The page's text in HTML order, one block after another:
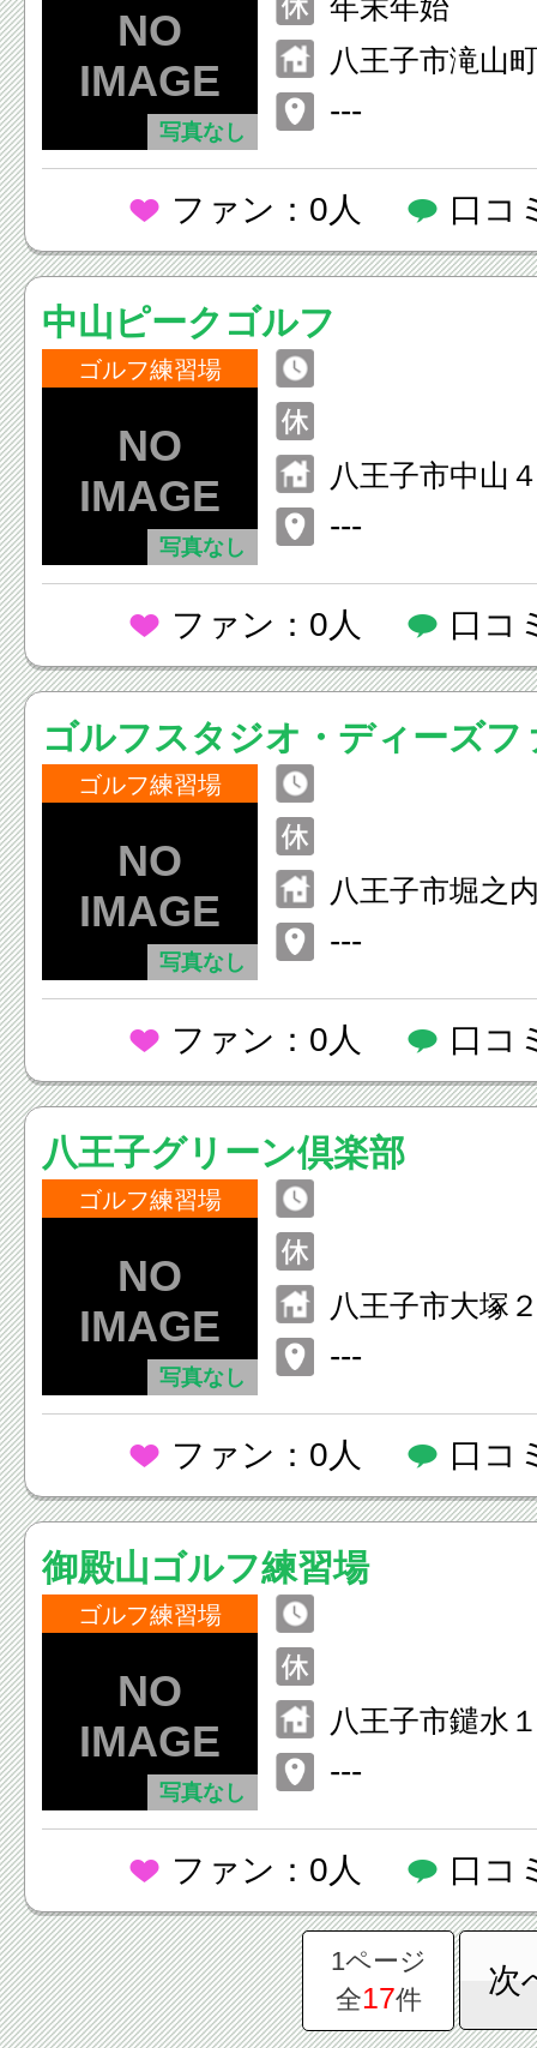
写真なし
年末年始
八王子市滝山
---
ファン：0人 口コ
中山ピークゴルフ
ゴルフ練習場
写真なし
八王子市中山
---
ファン：0人 口コ
ゴルフスタジオ・ディーズフ
ゴルフ練習場
写真なし
八王子市堀之
---
ファン：0人 口コ
八王子グリーン倶楽部
ゴルフ練習場
写真なし
八王子市大塚
---
ファン：0人 口コ
御殿山ゴルフ練習場
ゴルフ練習場
写真なし
八王子市鑓水
---
ファン：0人 口コ
1ページ
全17件
次